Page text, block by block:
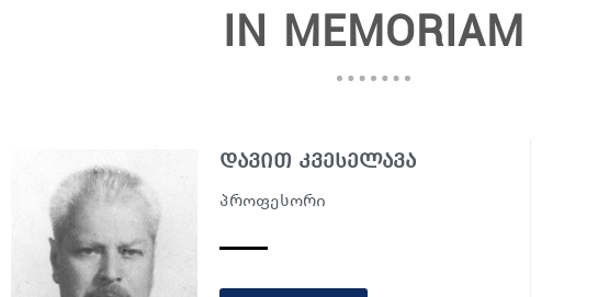
IN MEMORIAM
დავით კვესელავა
პროფესორი